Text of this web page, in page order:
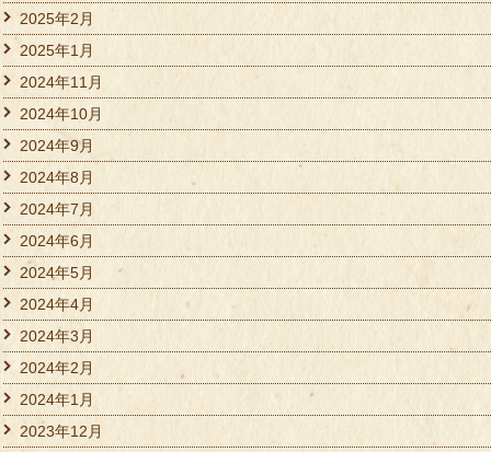
2025年2月
2025年1月
2024年11月
2024年10月
2024年9月
2024年8月
2024年7月
2024年6月
2024年5月
2024年4月
2024年3月
2024年2月
2024年1月
2023年12月